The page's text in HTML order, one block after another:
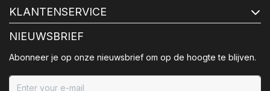
KLANTENSERVICE
NIEUWSBRIEF
Abonneer je op onze nieuwsbrief om op de hoogte te blijven.